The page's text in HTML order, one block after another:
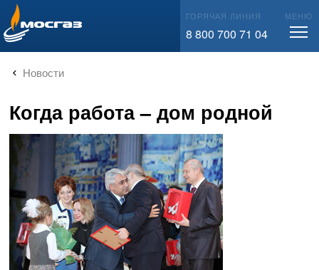
info@mos-gaz.ru ГОРЯЧАЯ ЛИНИЯ
8 800 700 71 04
МЕНЮ
Новости
Когда работа – дом родной